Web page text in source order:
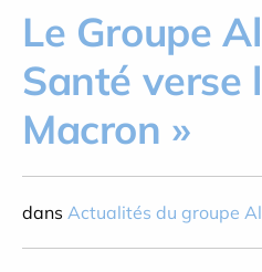
Le Groupe
Santé verse
Macron »
dans Actualités du groupe